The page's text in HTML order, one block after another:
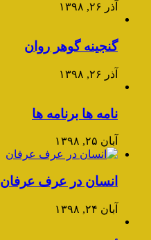
آذر ۲۶, ۱۳۹۸
گنجینه گوهر روان
آذر ۲۶, ۱۳۹۸
نامه ها برنامه ها
آبان ۲۵, ۱۳۹۸
انسان در عرف عرفان
آبان ۲۴, ۱۳۹۸